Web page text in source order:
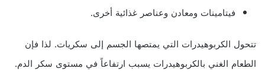
فيتامينات ومعادن وعناصر غذائية أخرى.
تتحول الكربوهيدرات التي يمتصها الجسم إلى سكريات. لذا فإن
الطعام الغني بالكربوهيدرات يسبب ارتفاعاً في مستوى سكر الدم.